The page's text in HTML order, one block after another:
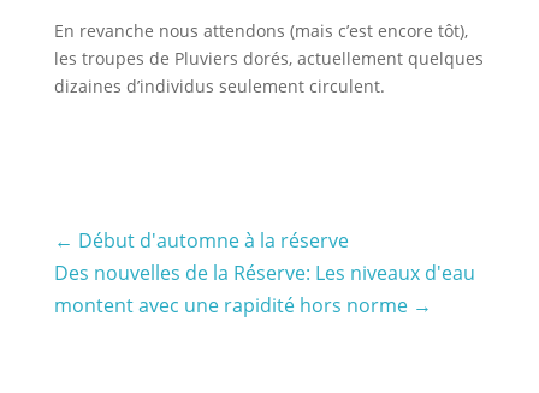
En revanche nous attendons (mais c’est encore tôt),
les troupes de Pluviers dorés, actuellement quelques
dizaines d’individus seulement circulent.
← Début d'automne à la réserve
Des nouvelles de la Réserve: Les niveaux d'eau
montent avec une rapidité hors norme→